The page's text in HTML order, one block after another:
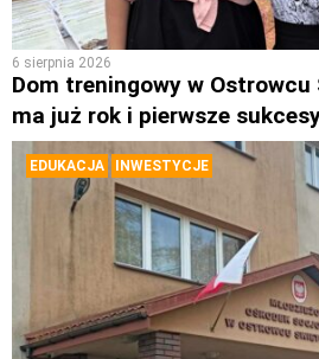
6 sierpnia 2026
Dom treningowy w
ma już rok i pierwsze
EDUKACJA INWESTYCJE